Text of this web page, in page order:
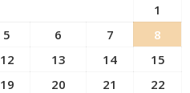
1
5 6 7
8
12 13 14
15
19 20 21
22